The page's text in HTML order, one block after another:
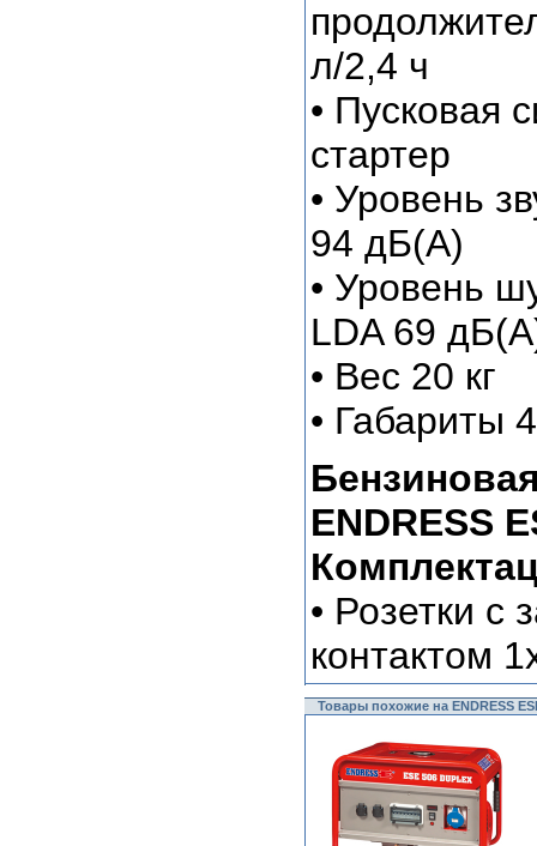
л/2,4 ч
• Пусковая
стартер
• Уровень
94 дБ(А)
• Уровень
LDA 69
• Вес 20 кг
• Габариты
ENDRESS
• Розетки
контактом
Товары похожие на ENDRESS